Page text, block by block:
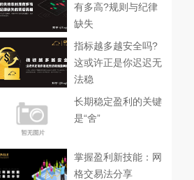
有多高?规则与纪律
缺失
指标越多越安全吗?
这或许正是你迟迟无
法稳
长期稳定盈利的关键
是“舍”
掌握盈利新技能：网
格交易法分享